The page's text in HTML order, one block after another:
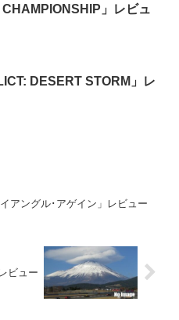
CHAMPIONSHIP」レビュ
DESERT STORM」レ
イアングル･アゲイン」レビュー
ビュー